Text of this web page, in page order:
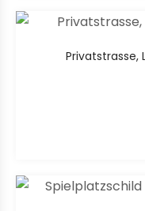
Privatstrasse,